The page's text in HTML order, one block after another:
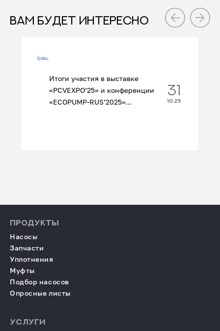
ВАМ БУДЕТ ИНТЕРЕСНО
Итоги участия в выставке
«PCVEXPO’25» и конференции
«ECOPUMP‑RUS’2025»...
31
10.25
ПРОДУКТЫ
Насосы
Запчасти
Уплотнения
Муфты
Подбор насосов
Опросные листы
УСЛУГИ